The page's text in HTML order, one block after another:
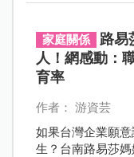
家庭關係
路易
人！網感動：
育率
作者： 游資芸
如果台灣企業願
生？台南路易莎